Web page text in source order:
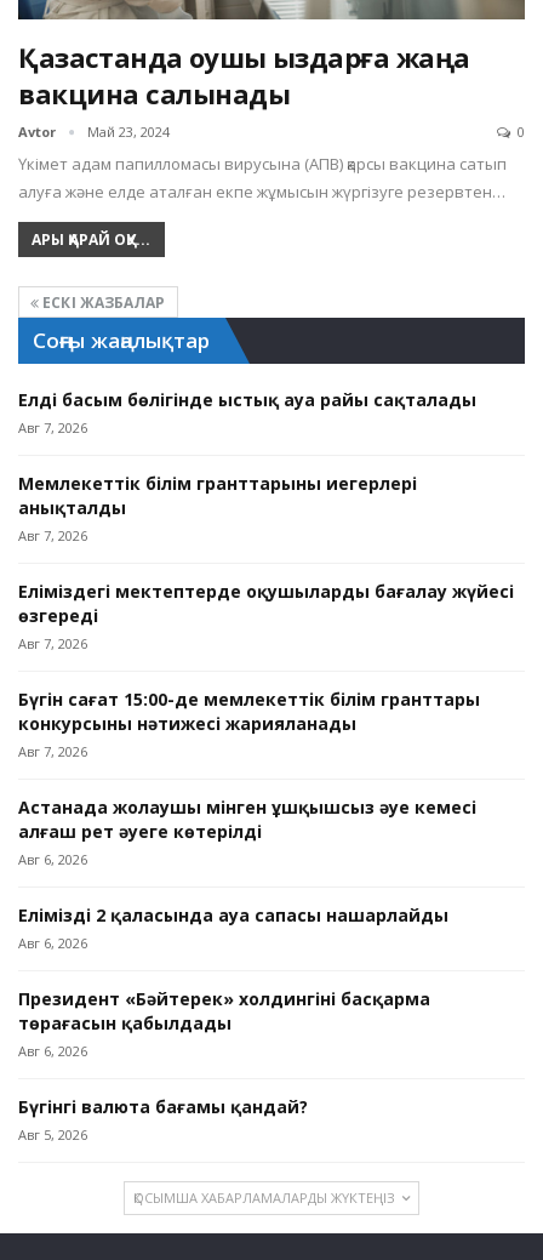
Қазақстанда оқушы қыздарға жаңа
вакцина салынады
Avtor Май 23, 2024 0
Үкімет адам папилломасы вирусына (АПВ) қарсы вакцина сатып
алуға және елде аталған екпе жұмысын жүргізуге резервтен…
АРЫ ҚАРАЙ ОҚУ...
ЕСКІ ЖАЗБАЛАР
Соңғы жаңалықтар
Елдің басым бөлігінде ыстық ауа райы сақталады
Авг 7, 2026
Мемлекеттік білім гранттарының иегерлері
анықталды
Авг 7, 2026
Еліміздегі мектептерде оқушыларды бағалау жүйесі
өзгереді
Авг 7, 2026
Бүгін сағат 15:00-де мемлекеттік білім гранттары
конкурсының нәтижесі жарияланады
Авг 7, 2026
Астанада жолаушы мінген ұшқышсыз әуе кемесі
алғаш рет әуеге көтерілді
Авг 6, 2026
Еліміздің 2 қаласында ауа сапасы нашарлайды
Авг 6, 2026
Президент «Бәйтерек» холдингінің басқарма
төрағасын қабылдады
Авг 6, 2026
Бүгінгі валюта бағамы қандай?
Авг 5, 2026
ҚОСЫМША ХАБАРЛАМАЛАРДЫ ЖҮКТЕҢІЗ